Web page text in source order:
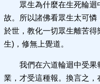
眾生為什麼在生死輪
故。所以諸佛看眾生太可
於世，教化一切眾生離苦
生)，修無上覺道。
我們在六道輪迴中受
業，才受這種報。換言之